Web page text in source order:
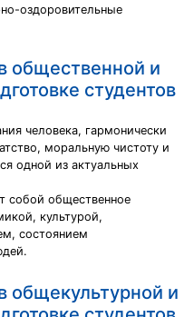
оздоровительные
общественной и
студентов
человека, гармонически
моральную чистоту и
одной из актуальных
собой общественное
культурой,
состоянием
общекультурной и